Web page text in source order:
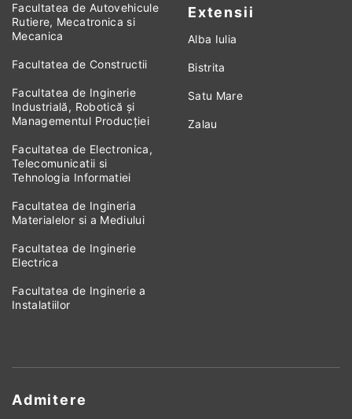
Facultatea de Autovehicule
Rutiere, Mecatronica si
Mecanica
Facultatea de Constructii
Facultatea de Inginerie
Industrială, Robotică și
Managementul Producției
Facultatea de Electronica,
Telecomunicatii si
Tehnologia Informatiei
Facultatea de Ingineria
Materialelor si a Mediului
Facultatea de Inginerie
Electrica
Facultatea de Inginerie a
Instalatiilor
Extensii
Alba Iulia
Bistrita
Satu Mare
Zalau
Admitere